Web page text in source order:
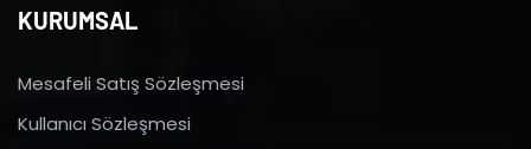
KURUMSAL
Mesafeli Satış Sözleşmesi
Kullanıcı Sözleşmesi